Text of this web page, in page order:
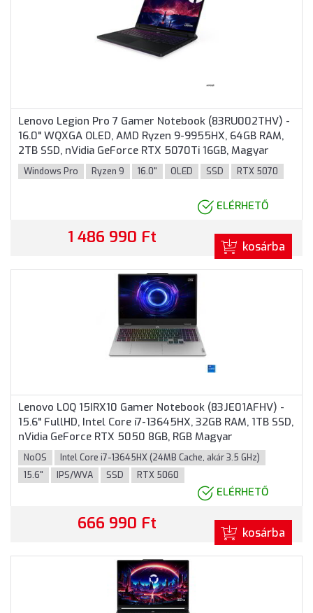
Lenovo Legion Pro 7 Gamer Notebook (83RU002THV) -
16.0" WQXGA OLED, AMD Ryzen 9-9955HX, 64GB RAM,
2TB SSD, nVidia GeForce RTX 5070Ti 16GB, Magyar
billentyűzet, Windows 11 Professional, 3 év garancia,
Fekete színben
Windows Pro Ryzen 9 16.0" OLED SSD RTX 5070
ELÉRHETŐ
1 486 990 Ft kosárba
Lenovo LOQ 15IRX10 Gamer Notebook (83JE01AFHV) -
15.6" FullHD, Intel Core i7-13645HX, 32GB RAM, 1TB SSD,
nVidia GeForce RTX 5050 8GB, RGB Magyar
billentyűzet, Operációs rendszer nélkül, 3 év garancia,
Szürke színben
NoOS
Intel Core i7-13645HX (24MB Cache, akár 3.5 GHz)
15.6"
IPS/WVA SSD RTX 5060
ELÉRHETŐ
666 990 Ft kosárba